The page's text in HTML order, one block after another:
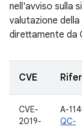
nell'avviso sulla
valutazione
direttamente da
CVE
CVE-
2019-
A-
QC-